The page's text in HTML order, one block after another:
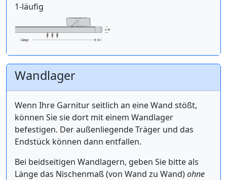
1-läufig
Wandlager
Wenn Ihre Garnitur seitlich an eine Wand stößt,
können Sie sie dort mit einem Wandlager
befestigen. Der außenliegende Träger und das
Endstück können dann entfallen.
Bei beidseitigen Wandlagern, geben Sie bitte als
Länge das Nischenmaß (von Wand zu Wand)ohne